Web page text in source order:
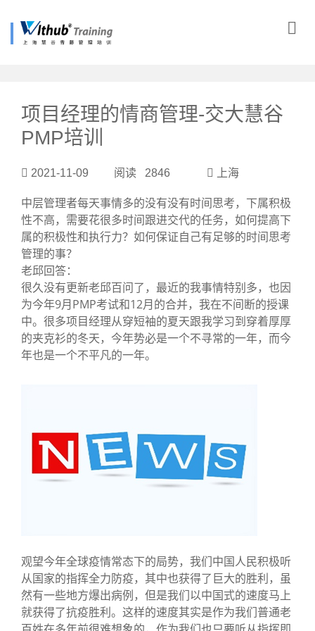
项目经理的情商管理-交大慧谷
PMP培训
2021-11-09 阅读 2846 上海
中层管理者每天事情多的没有没有时间思考，下属积极
性不高，需要花很多时间跟进交代的任务，如何提高下
属的积极性和执行力？如何保证自己有足够的时间思考
管理的事？
老邱回答：
很久没有更新老邱百问了，最近的我事情特别多，也因
为今年9月PMP考试和12月的合并，我在不间断的授课
中。很多项目经理从穿短袖的夏天跟我学习到穿着厚厚
的夹克衫的冬天，今年势必是一个不寻常的一年，而今
年也是一个不平凡的一年。
观望今年全球疫情常态下的局势，我们中国人民积极听
从国家的指挥全力防疫，其中也获得了巨大的胜利，虽
然有一些地方爆出病例，但是我们以中国式的速度马上
就获得了抗疫胜利。这样的速度其实是作为我们普通老